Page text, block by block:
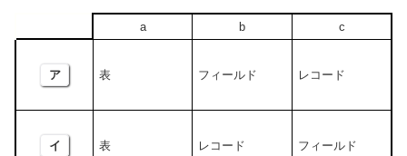
a b c
ア 表 フィールド レコード
イ 表 レコード フィールド